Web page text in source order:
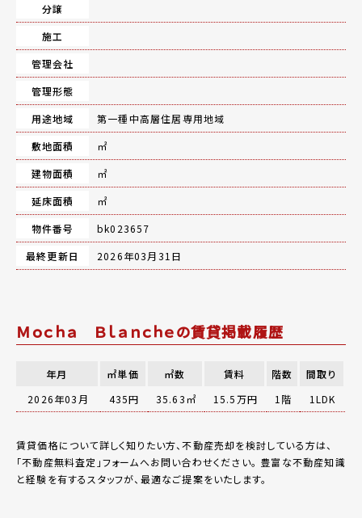
分譲
施工
管理会社
管理形態
用途地域
第一種中高層住居専用地域
敷地面積
㎡
建物面積
㎡
延床面積
㎡
物件番号
bk023657
最終更新日
2026年03月31日
Ｍｏｃｈａ Ｂｌａｎｃｈｅの賃貸掲載履歴
年月 ㎡単価 ㎡数 賃料 階数
間取り
2026年03月
435円 35.63㎡ 15.5万円 1階 1LDK
賃貸価格について詳しく知りたい方、不動産売却を検討している方は、
「不動産無料査定 」フォームへお問い合わせください。 豊富な不動産知識
と経験を有するスタッフが、最適なご提案をいたします。